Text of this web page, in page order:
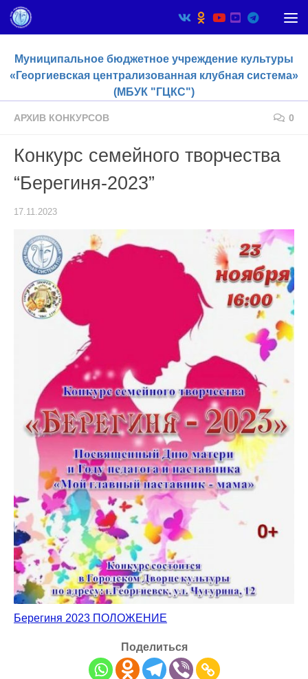
Skip to content
Муниципальное бюджетное учреждение культуры
«Георгиевская централизованная клубная система»
(МБУК "ГЦКС")
АРХИВ КОНКУРСОВ 0
Конкурс семейного творчества
“Берегиня-2023”
17.11.2023
Берегиня 2023 ПОЛОЖЕНИЕ
Поделиться